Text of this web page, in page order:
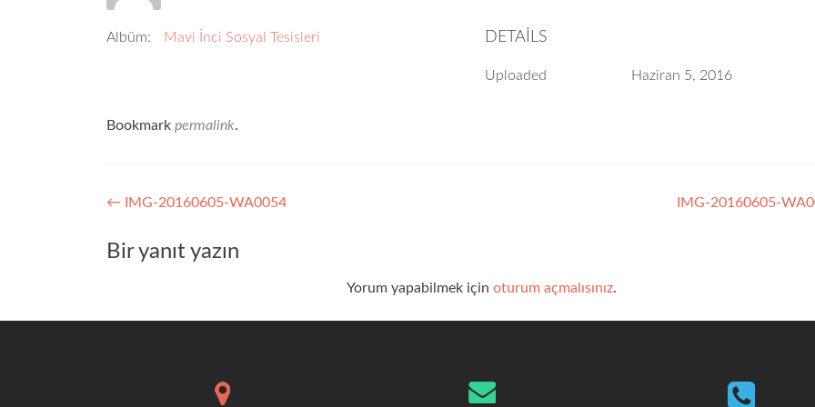
Albüm: Mavi İnci Sosyal Tesisleri DETAILS
Uploaded Haziran 5, 2016
Bookmark permalink.
Yazı
dolaşımı
← IMG-20160605-WA0054 IMG-20160605-
Bir yanıt yazın
Yorum yapabilmek için oturum açmalısınız.